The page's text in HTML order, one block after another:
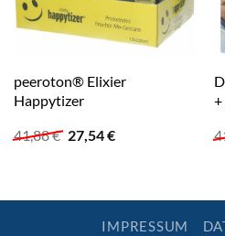
peeroton® Elixier
Happytizer
41,88€ Ursprünglicher
Preis
27,54€Aktueller
IMPRESSUM